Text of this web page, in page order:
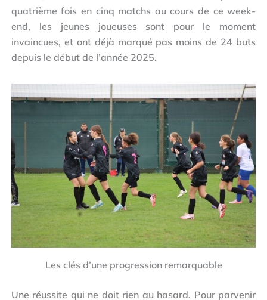
quatrième fois en cinq matchs au cours de ce week-
end, les jeunes joueuses sont pour le moment
invaincues, et ont déjà marqué pas moins de 24 buts
depuis le début de l’année 2025.
Les clés d’une progression remarquable
Une réussite qui ne doit rien au hasard. Pour parvenir